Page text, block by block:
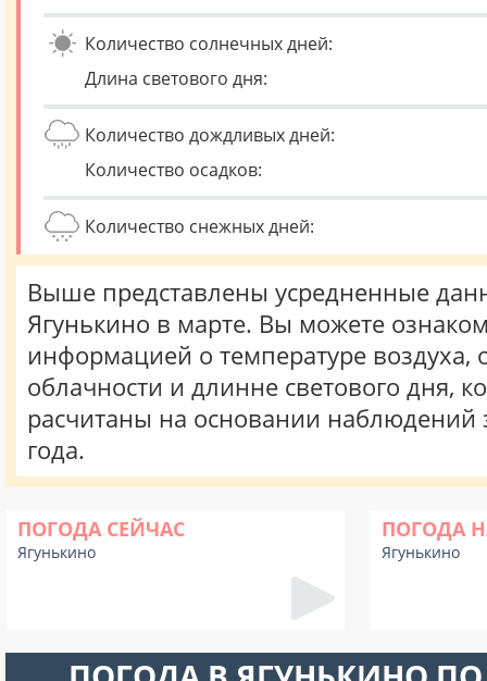
Количество солнечных дней:
Длина светового дня:
Количество дождливых дней:
Количество осадков:
Количество снежных дней:
Выше представлены усредненные
Ягунькино в марте. Вы можете
информацией о температуре воздуха,
облачности и длинне светового дня,
расчитаны на основании наблюдений
года.
ПОГОДА СЕЙЧАС
Ягунькино
ПОГОДА
Ягунькино